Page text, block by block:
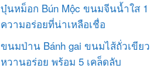
บุ๋นหม็อก Bún Mộc ขนมจีนน้ำใส 1
ความอร่อยที่น่าเหลือเชื่อ
ขนมป่าน Bánh gai ขนมไส้ถั่วเขียว
หวานอร่อย พร้อม 5 เคล็ดลับ